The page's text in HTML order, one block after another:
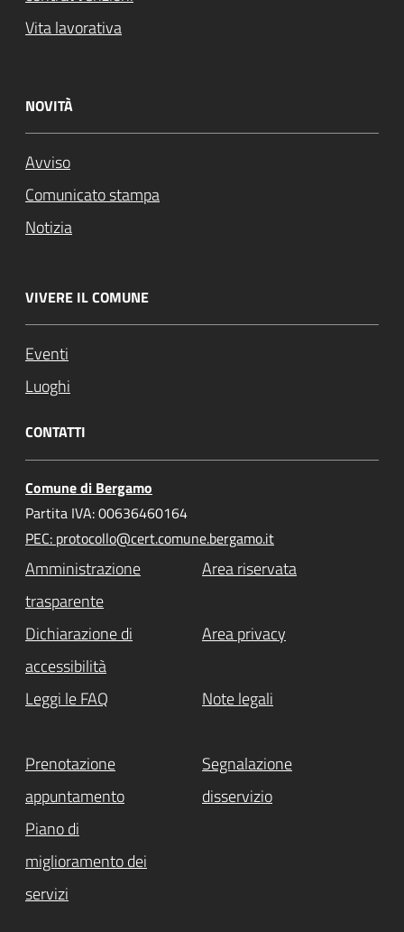
Vita lavorativa
NOVITÀ
Avviso
Comunicato stampa
Notizia
VIVERE IL COMUNE
Eventi
Luoghi
CONTATTI
Comune di Bergamo
Partita IVA: 00636460164
PEC: protocollo@cert.comune.bergamo.it
Amministrazione
trasparente
Area riservata
Dichiarazione di
accessibilità
Area privacy
Leggi le FAQ Note legali
Prenotazione
appuntamento
Segnalazione
disservizio
Piano di
miglioramento dei
servizi